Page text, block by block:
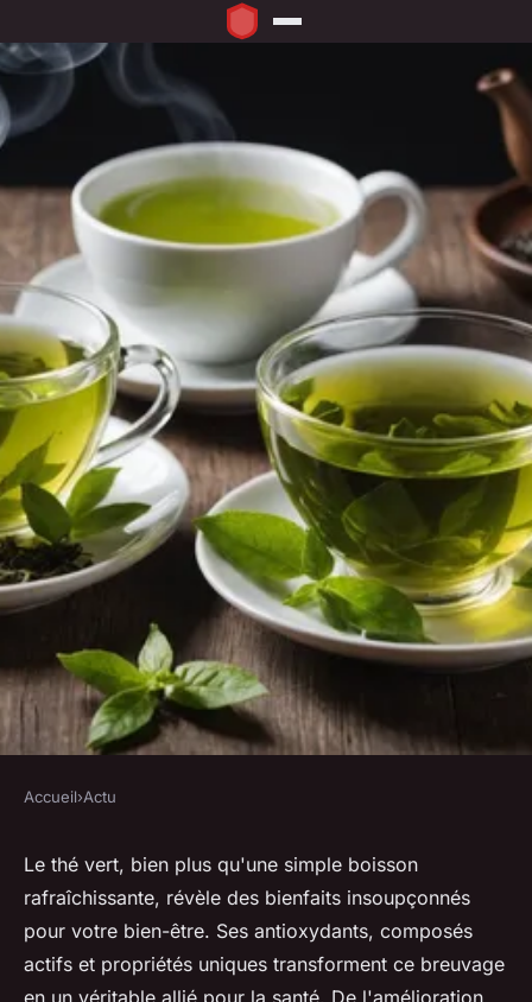
Les bienfaits surprenants du
thé vert pour votre bien-être
Clément• 24 décembre 2024•6 min de lecture
Accueil›Actu
Le thé vert, bien plus qu'une simple boisson
rafraîchissante, révèle des bienfaits insoupçonnés
pour votre bien-être. Ses antioxydants, composés
actifs et propriétés uniques transforment ce breuvage